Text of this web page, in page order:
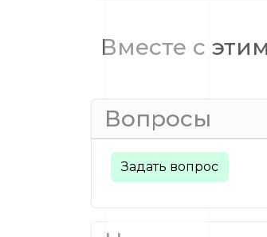
Вместе с
Вопросы
Задать вопрос